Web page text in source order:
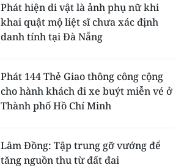
Phát hiện di vật là ảnh phụ nữ khi
khai quật mộ liệt sĩ chưa xác định
danh tính tại Đà Nẵng
Phát 144 Thẻ Giao thông công cộng
cho hành khách đi xe buýt miễn vé ở
Thành phố Hồ Chí Minh
Lâm Đồng: Tập trung gỡ vướng để
tăng nguồn thu từ đất đai